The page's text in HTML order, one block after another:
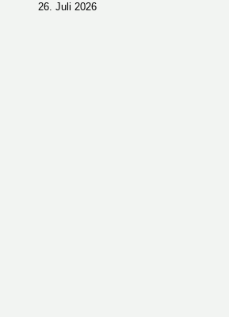
26. Juli 2026